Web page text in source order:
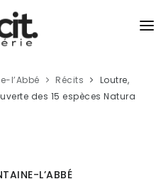
l’Abbé Récits
Loutre,
des 15 espèces Natura
L’ABBÉ